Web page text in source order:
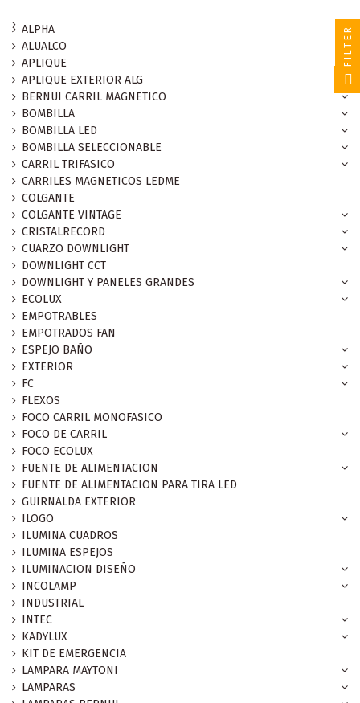
ALPHA
ALUALCO
APLIQUE
APLIQUE EXTERIOR ALG
BERNUI CARRIL MAGNETICO
BOMBILLA
BOMBILLA LED
BOMBILLA SELECCIONABLE
CARRIL TRIFASICO
CARRILES MAGNETICOS LEDME
COLGANTE
COLGANTE VINTAGE
CRISTALRECORD
CUARZO DOWNLIGHT
DOWNLIGHT CCT
DOWNLIGHT Y PANELES GRANDES
ECOLUX
EMPOTRABLES
EMPOTRADOS FAN
ESPEJO BAÑO
EXTERIOR
FC
FLEXOS
FOCO CARRIL MONOFASICO
FOCO DE CARRIL
FOCO ECOLUX
FUENTE DE ALIMENTACION
FUENTE DE ALIMENTACION PARA TIRA LED
GUIRNALDA EXTERIOR
ILOGO
ILUMINA CUADROS
ILUMINA ESPEJOS
ILUMINACION DISEÑO
INCOLAMP
INDUSTRIAL
INTEC
KADYLUX
KIT DE EMERGENCIA
LAMPARA MAYTONI
LAMPARAS
FILTER